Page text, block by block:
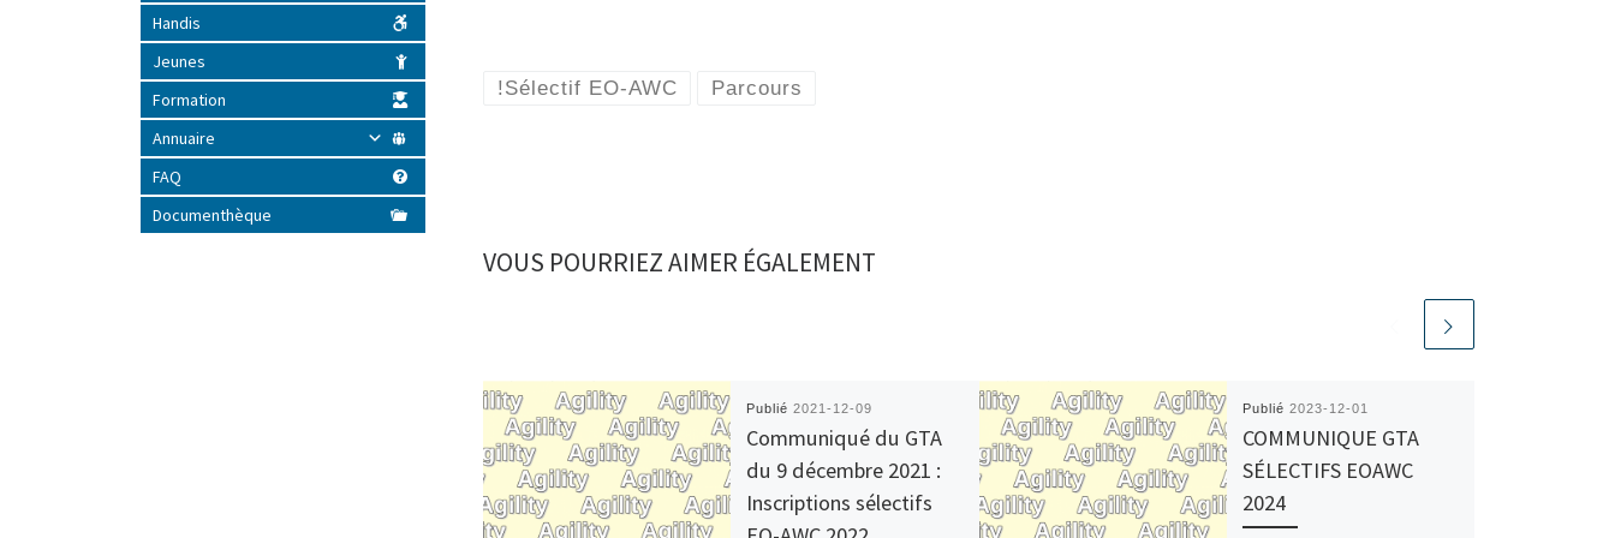
!Sélectif EO-AWC Parcours
VOUS POURRIEZ AIMER ÉGALEMENT
Publié2021-12-09
Communiqué du GTA
du 9 décembre 2021 :
Inscriptions sélectifs
Publié 2023-12-01
COMMUNIQUE GTA
SÉLECTIFS EOAWC
2024
Handis
Jeunes
Formation
Annuaire
FAQ
Documenthèque